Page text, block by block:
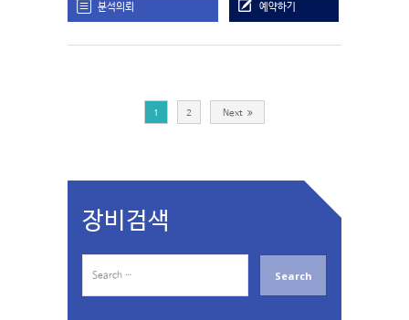
분석의뢰 예약하기
1 2 Next
장비검색
a